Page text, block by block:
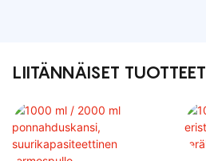
LIITÄNNÄISET TUOTTEET